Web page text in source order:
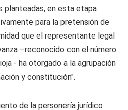
planteadas, en esta etapa
para la pretensión de
que el representante legal
–reconocido con el número
- ha otorgado a la agrupación
y constitución".
de la personería jurídico